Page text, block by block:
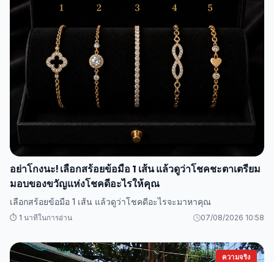
อย่าโกงนะ! เลือกสร้อยข้อมือ 1 เส้น แล้วดูว่าโชคชะตาเตรียม
มอบของขวัญแห่งโชคดีอะไรให้คุณ
เลือกสร้อยข้อมือ 1 เส้น แล้วดูว่าโชคดีอะไรจะมาหาคุณ
⏱️ 1 นาทีในการอ่าน 07/08/2026 10:58
ความจริง